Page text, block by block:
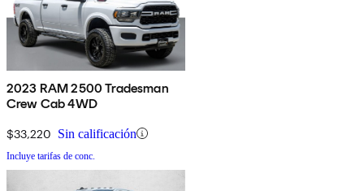
2023 RAM 2500 Tradesman
Crew Cab 4WD
$33,220 Sin calificación
Incluye tarifas de conc.